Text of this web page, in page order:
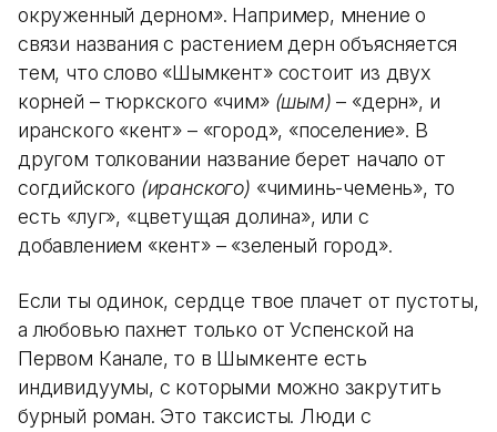
окруженный дерном». Например, мнение о
связи названия с растением дерн объясняется
тем, что слово «Шымкент» состоит из двух
корней – тюркского «чим» (шым)– «дерн», и
иранского «кент» – «город», «поселение». В
другом толковании название берет начало от
согдийского (иранского) «чиминь-чемень», то
есть «луг», «цветущая долина», или с
добавлением «кент» – «зеленый город».
Если ты одинок, сердце твое плачет от пустоты,
а любовью пахнет только от Успенской на
Первом Канале, то в Шымкенте есть
индивидуумы, с которыми можно закрутить
бурный роман. Это таксисты. Люди с